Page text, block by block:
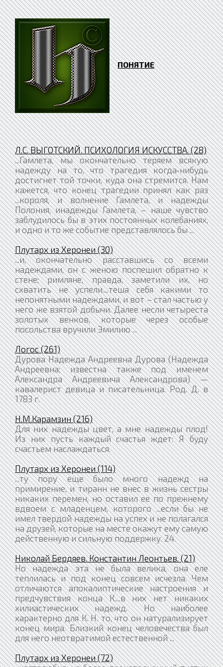
ПОНЯТИЕ
Л.С. ВЫГОТСКИЙ. ПСИХОЛОГИЯ ИСКУССТВА. (28)
...Гамлета, мы окончательно теряем всякую
надежду на то, что трагедия когда‑нибудь
достигнет той точки, куда она стремится. Нам
кажется, что конец трагедии принял как раз
...короля, и волнение Гамлета, и надежды
Полония, инадежды Гамлета, – наше чувство
заблудилось бы в этих постоянных колебаниях,
и одно и то же событие представлялось бы ...
Плутарх из Херонеи (30)
...и, окончательно расставшись со всеми
надеждами, он с женою поспешил обратно к
стене; римляне, правда, заметили их, но
схватить не успели....теша себя какими то
непонятными надеждами, и вот – стал частью у
него же взятой добычи. Далее несли четыреста
золотых венков, которые через особые
посольства вручили Эмилию ...
Логос (261)
Дурова Надежда Андреевна Дурова (Надежда
Андреевна; известна также под именем
Александра Андреевича Александрова) —
кавалерист девица и писательница. Род. Д. в
1783 г.
Н.М.Карамзин (216)
Для них надежды цвет, а мне надежды плод!
Из них пусть каждый счастья ждет: Я буду
счастьем наслаждаться.
Плутарх из Херонеи (114)
...ту пору еще было много надежд на
примирение, и тиранн не внес в жизнь сестры
никаких перемен, но оставил ее по прежнему
вдвоем с младенцем, которого ...если бы не
имел твердой надежды на успех и не полагался
на друзей, которые на месте окажут ему самую
действенную и сильную поддержку. 24.
Николай Бердяев. Константин Леонтьев. (21)
Но надежда эта не была велика, она еле
теплилась и под конец совсем исчезла. Чем
отличаются апокалиптические настроения и
предчувствия конца К....в них нет никаких
хилиастических надежд. Но наиболее
характерно для К. Н. то, что он натурализирует
конец мира. Близкий конец человечества был
для него неотвратимой естественной ...
Плутарх из Херонеи (72)